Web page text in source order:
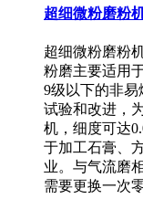
超细微粉磨粉
超细微粉磨粉
粉磨主要适用
9级以下的非易
试验和改进，
机，细度可达
于加工石膏、
业。与气流磨
需要更换一次